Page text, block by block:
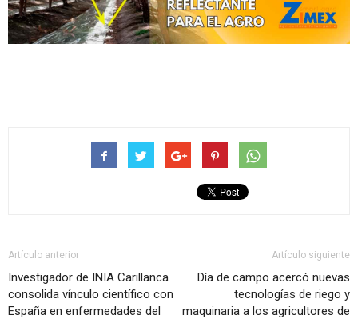
Artículo anterior
Investigador de INIA Carillanca
consolida vínculo científico con
España en enfermedades del
Artículo siguiente
Día de campo acercó nuevas
tecnologías de riego y
maquinaria a los agricultores de